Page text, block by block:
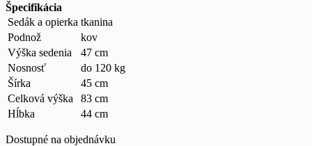
Špecifikácia
Sedák a opierka tkanina
Podnož
kov
Výška sedenia
47 cm
Nosnosť
do 120 kg
Šírka
45 cm
Celková výška
83 cm
Hĺbka
44 cm
Dostupné na objednávku